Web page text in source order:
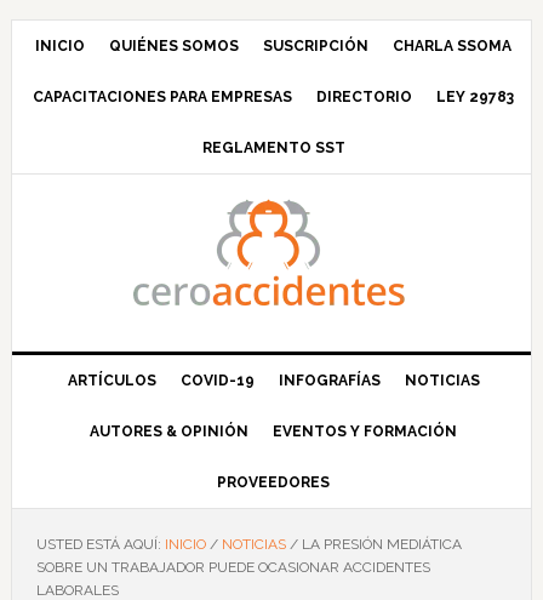
Saltar
navegación
Saltar
principal
Saltar
barra
principal
Saltar
INICIO QUIÉNES SOMOS SUSCRIPCIÓN CHARLA SSOMA
CAPACITACIONES PARA EMPRESAS DIRECTORIO LEY 29783
REGLAMENTO SST
ARTÍCULOS COVID-19 INFOGRAFÍAS NOTICIAS
AUTORES & OPINIÓN EVENTOS Y FORMACIÓN
PROVEEDORES
USTED ESTÁ AQUÍ: INICIO / NOTICIAS /LA PRESIÓN MEDIÁTICA
SOBRE UN TRABAJADOR PUEDE OCASIONAR ACCIDENTES
LABORALES